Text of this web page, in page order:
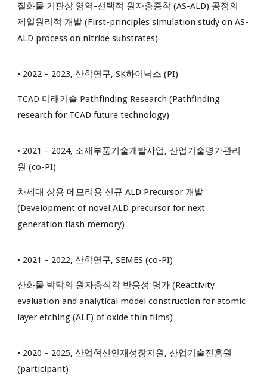
질화물 기판상 영역-선택적 원자층증착 (AS-ALD) 공정의
제일원리적 개발 (First-principles simulation study on AS-
ALD process on nitride substrates)
• 2022 – 2023, 산학연구, SK하이닉스 (PI)
TCAD 미래기술 Pathfinding Research (Pathfinding
research for TCAD future technology)
• 2021 – 2024, 소재부품기술개발사업, 산업기술평가관리
원 (co-PI)
차세대 상용 메모리용 신규 ALD Precursor 개발
(Development of novel ALD precursor for next
generation flash memory)
• 2021 – 2022, 산학연구, SEMES (co-PI)
산화물 박막의 원자층식각 반응성 평가 (Reactivity
evaluation and analytical model construction for atomic
layer etching (ALE) of oxide thin films)
• 2020 – 2025, 산업혁신인재성장지원, 산업기술진흥원
(participant)